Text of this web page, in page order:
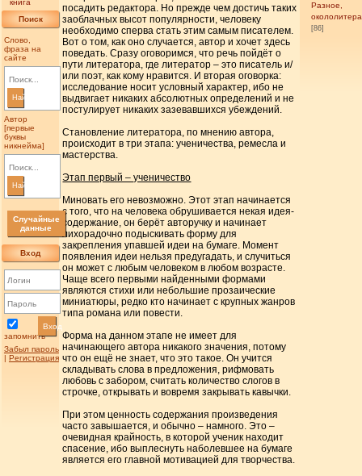
книга
Поиск
Слово,
фраза на
сайте
Найти
Автор
[первые
буквы
никнейма]
Найти
Случайные
данные
Вход
запомнить
Вход
Забыл пароль
| Регистрация
Разное,
[86]
посадить редактора. Но прежде чем достичь таких
заоблачных высот популярности, человеку
необходимо сперва стать этим самым писателем.
Вот о том, как оно случается, автор и хочет здесь
поведать. Сразу оговоримся, что речь пойдёт о
пути литератора, где литератор – это писатель и/
или поэт, как кому нравится. И вторая оговорка:
исследование носит условный характер, ибо не
выдвигает никаких абсолютных определений и не
постулирует никаких зазевавшихся убеждений.
Становление литератора, по мнению автора,
происходит в три этапа: ученичества, ремесла и
мастерства.
Этап первый – ученичество
Миновать его невозможно. Этот этап начинается
с того, что на человека обрушивается некая идея-
содержание, он берёт авторучку и начинает
лихорадочно подыскивать форму для
закрепления упавшей идеи на бумаге. Момент
появления идеи нельзя предугадать, и случиться
он может с любым человеком в любом возрасте.
Чаще всего первыми найденными формами
являются стихи или небольшие прозаические
миниатюры, редко кто начинает с крупных жанров
типа романа или повести.
Форма на данном этапе не имеет для
начинающего автора никакого значения, потому
что он ещё не знает, что это такое. Он учится
складывать слова в предложения, рифмовать
любовь с забором, считать количество слогов в
строчке, открывать и вовремя закрывать кавычки.
При этом ценность содержания произведения
часто завышается, и обычно – намного. Это –
очевидная крайность, в которой ученик находит
спасение, ибо выплеснуть наболевшее на бумаге
является его главной мотивацией для творчества.